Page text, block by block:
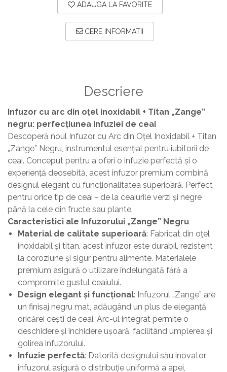
ADAUGA LA FAVORITE
CERE INFORMATII
Descriere
Infuzor cu arc din oțel inoxidabil + Titan „Zange”
negru: perfecțiunea infuziei de ceai
Descoperă noul Infuzor cu Arc din Oțel Inoxidabil + Titan
„Zange” Negru, instrumentul esențial pentru iubitorii de
ceai. Conceput pentru a oferi o infuzie perfectă și o
experiență deosebită, acest infuzor premium combină
designul elegant cu funcționalitatea superioară. Perfect
pentru orice tip de ceai - de la ceaiurile verzi și negre
până la cele din fructe sau plante.
Caracteristici ale Infuzorului „Zange” Negru
Material de calitate superioară: Fabricat din oțel
inoxidabil și titan, acest infuzor este durabil, rezistent
la coroziune și sigur pentru alimente. Materialele
premium asigură o utilizare îndelungată fără a
compromite gustul ceaiului.
Design elegant și funcțional: Infuzorul „Zange” are
un finisaj negru mat, adăugând un plus de eleganță
oricărei cești de ceai. Arc-ul integrat permite o
deschidere și închidere ușoară, facilitând umplerea și
golirea infuzorului.
Infuzie perfectă: Datorită designului său inovator,
infuzorul asigură o distribuție uniformă a apei,